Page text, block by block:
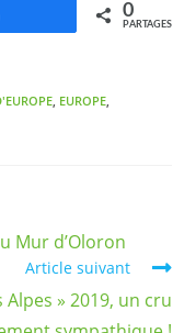
0
PARTAGES
, EUROPE,
Mur d’Oloron
Article suivant
Alpes » 2019, un cru